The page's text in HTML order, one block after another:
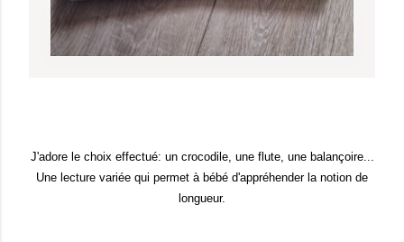
J'adore le choix effectué: un crocodile, une flute, une balançoire...
Une lecture variée qui permet à bébé d'appréhender la notion de
longueur.